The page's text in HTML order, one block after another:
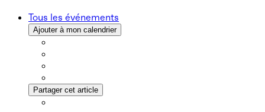
Tous les événements
Ajouter à mon calendrier
Partager cet article